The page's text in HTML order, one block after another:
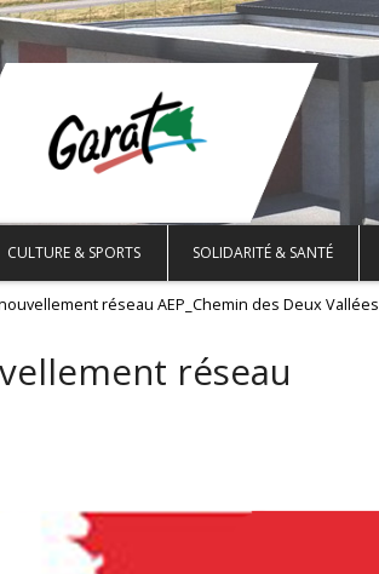
CULTURE & SPORTS SOLIDARITÉ & SANTÉ
réseau AEP_Chemin des Deux Vallées
réseau